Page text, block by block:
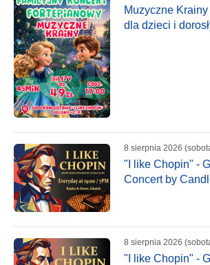
Muzyczne
dla dzieci i
8 sierpnia 2026
"I like Chopin" -
Concert by
8 sierpnia 2026
"I like Chopin" -